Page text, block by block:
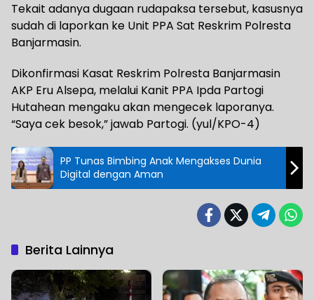
Tekait adanya dugaan rudapaksa tersebut, kasusnya
sudah di laporkan ke Unit PPA Sat Reskrim Polresta
Banjarmasin.
Dikonfirmasi Kasat Reskrim Polresta Banjarmasin
AKP Eru Alsepa, melalui Kanit PPA Ipda Partogi
Hutahean mengaku akan mengecek laporanya.
“Saya cek besok,” jawab Partogi. (yul/KPO-4)
PP Tunas Bimbing Anak Mengakses Dunia
Digital dengan Aman
Berita Lainnya